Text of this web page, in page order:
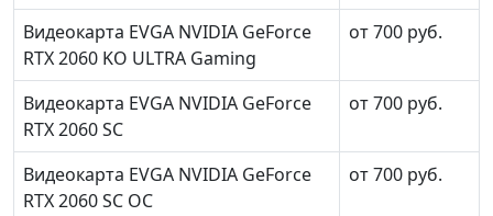
Видеокарта EVGA NVIDIA GeForce
RTX 2060 KO ULTRA Gaming
от 700 руб.
Видеокарта EVGA NVIDIA GeForce
RTX 2060 SC
от 700 руб.
Видеокарта EVGA NVIDIA GeForce
RTX 2060 SC OC
от 700 руб.